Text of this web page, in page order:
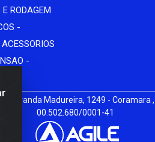
E RODAGEM
-
-
Miranda Madureira, 1249 -
00.502.680/0001-41